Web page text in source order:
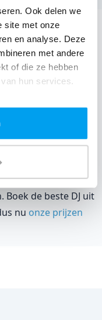
Ook delen we
site met onze
en analyse. Deze
met andere
of die ze hebben
hun services.
Lijsterbes: dat is
met de locatie tot
komt. Maar
boeken, wil je
was nog nooit zo
de prijs
je nu boeken of
de beste DJ uit
nu onze prijzen